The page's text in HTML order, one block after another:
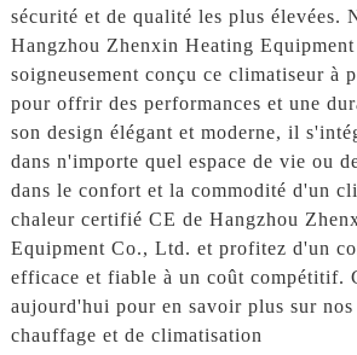
sécurité et de qualité les plus élevées.
Hangzhou Zhenxin Heating
soigneusement conçu ce climatiseur à
pour offrir des performances et une
son design élégant et moderne, il
dans n'importe quel espace de vie ou
dans le confort et la commodité d'un
chaleur certifié CE de Hangzhou
Equipment Co., Ltd. et profitez d'un
efficace et fiable à un coût compétitif.
aujourd'hui pour en savoir plus sur
chauffage et de climatisation